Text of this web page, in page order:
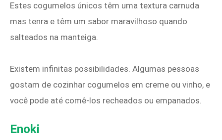
Estes cogumelos únicos têm uma textura carnuda
mas tenra e têm um sabor maravilhoso quando
salteados na manteiga.
Existem infinitas possibilidades. Algumas pessoas
gostam de cozinhar cogumelos em creme ou vinho, e
você pode até comê-los recheados ou empanados.
Enoki